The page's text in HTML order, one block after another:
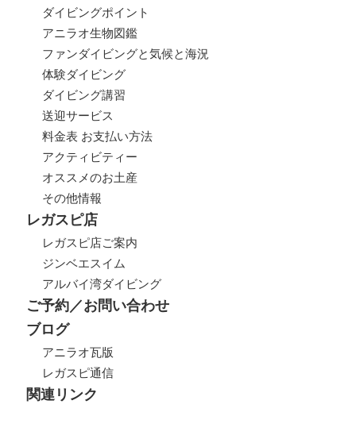
ダイビングポイント
アニラオ生物図鑑
ファンダイビングと気候と海況
体験ダイビング
ダイビング講習
送迎サービス
料金表 お支払い方法
アクティビティー
オススメのお土産
その他情報
レガスピ店
レガスピ店ご案内
ジンベエスイム
アルバイ湾ダイビング
ご予約／お問い合わせ
ブログ
アニラオ瓦版
レガスピ通信
関連リンク